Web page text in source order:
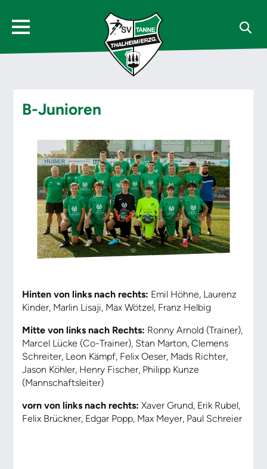
B-Junioren
Hinten von links nach rechts: Emil Höhne, Laurenz
Kinder, Marlin Lisaji, Max Wötzel, Franz Helbig
Mitte von links nach Rechts: Ronny Arnold (Trainer),
Marcel Lücke (Co-Trainer), Stan Marton, Clemens
Schreiter, Leon Kämpf, Felix Oeser, Mads Richter,
Jason Köhler, Henry Fischer, Philipp Kunze
(Mannschaftsleiter)
vorn von links nach rechts: Xaver Grund, Erik Rubel,
Felix Brückner, Edgar Popp, Max Meyer, Paul Schreier